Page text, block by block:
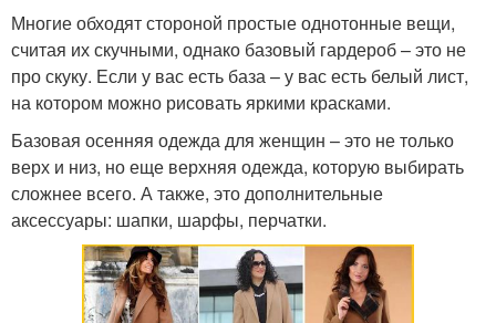
Многие обходят стороной простые однотонные вещи,
считая их скучными, однако базовый гардероб – это не
про скуку. Если у вас есть база – у вас есть белый лист,
на котором можно рисовать яркими красками.
Базовая осенняя одежда для женщин – это не только
верх и низ, но еще верхняя одежда, которую выбирать
сложнее всего. А также, это дополнительные
аксессуары: шапки, шарфы, перчатки.